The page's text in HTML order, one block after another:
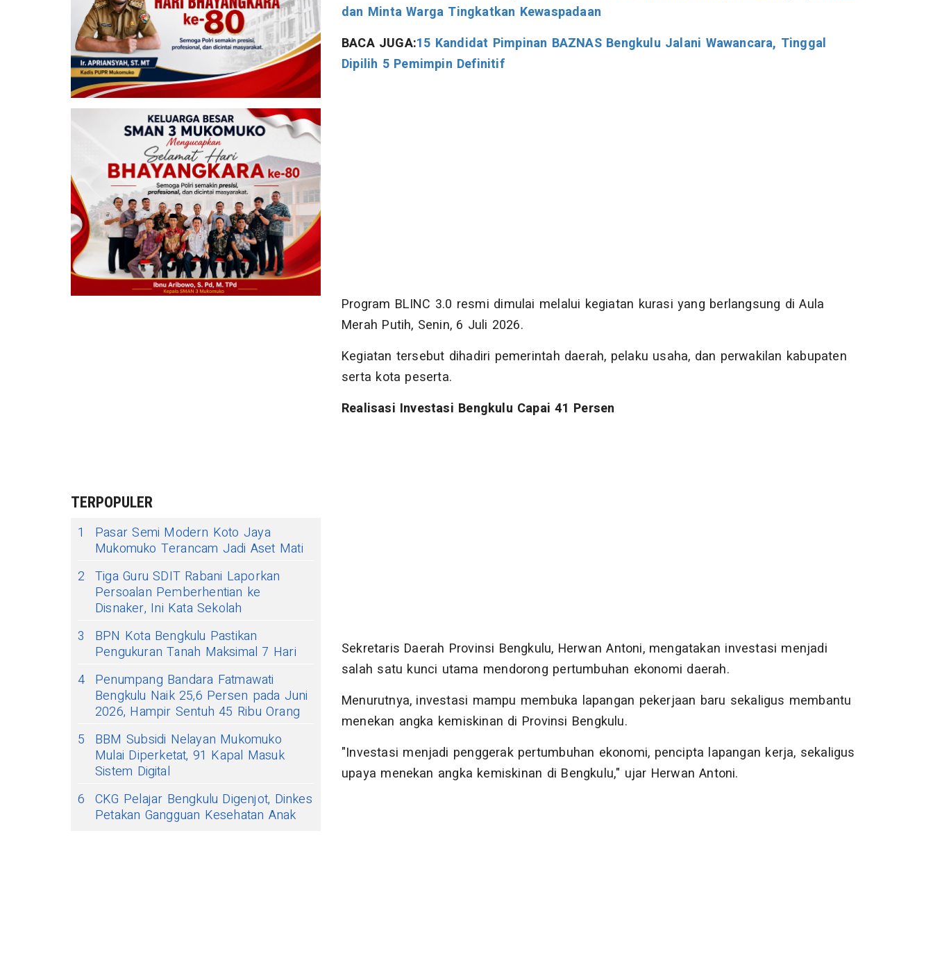
TERPOPULER
1
Pasar Semi Modern Koto Jaya
Mukomuko Terancam Jadi Aset Mati
2 Tiga Guru SDIT Rabani Laporkan
Persoalan Pemberhentian ke
Disnaker, Ini Kata Sekolah
3
BPN Kota Bengkulu Pastikan
Pengukuran Tanah Maksimal 7 Hari
4 Penumpang Bandara Fatmawati
Bengkulu Naik 25,6 Persen pada Juni
2026, Hampir Sentuh 45 Ribu Orang
5
BBM Subsidi Nelayan Mukomuko
Mulai Diperketat, 91 Kapal Masuk
Sistem Digital
6 CKG Pelajar Bengkulu Digenjot, Dinkes
Petakan Gangguan Kesehatan Anak
dan Minta Warga Tingkatkan Kewaspadaan
BACA JUGA:15 Kandidat Pimpinan BAZNAS Bengkulu Jalani Wawancara, Tinggal
Dipilih 5 Pemimpin Definitif
Program BLINC 3.0 resmi dimulai melalui kegiatan kurasi yang berlangsung di Aula
Merah Putih, Senin, 6 Juli 2026.
Kegiatan tersebut dihadiri pemerintah daerah, pelaku usaha, dan perwakilan kabupaten
serta kota peserta.
Realisasi Investasi Bengkulu Capai 41 Persen
Sekretaris Daerah Provinsi Bengkulu, Herwan Antoni, mengatakan investasi menjadi
salah satu kunci utama mendorong pertumbuhan ekonomi daerah.
Menurutnya, investasi mampu membuka lapangan pekerjaan baru sekaligus membantu
menekan angka kemiskinan di Provinsi Bengkulu.
"Investasi menjadi penggerak pertumbuhan ekonomi, pencipta lapangan kerja, sekaligus
upaya menekan angka kemiskinan di Bengkulu," ujar Herwan Antoni.